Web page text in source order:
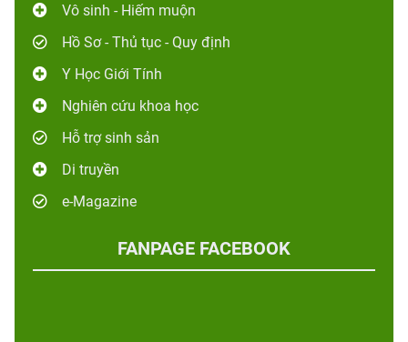
Vô sinh - Hiếm muộn
Hồ Sơ - Thủ tục - Quy định
Y Học Giới Tính
Nghiên cứu khoa học
Hỗ trợ sinh sản
Di truyền
e-Magazine
FANPAGE FACEBOOK